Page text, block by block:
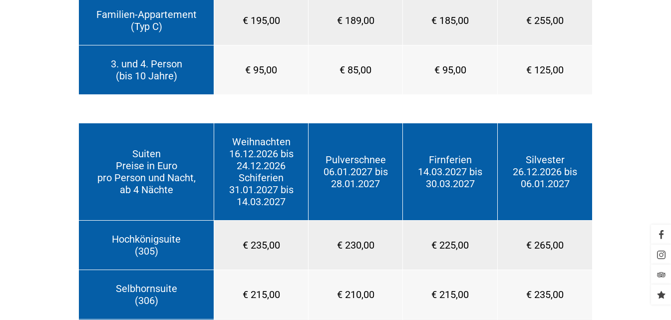
Familien-Appartement
(Typ C)
€ 195,00 € 189,00 € 185,00 € 255,00
3. und 4. Person
(bis 10 Jahre)
€ 95,00 € 85,00 € 95,00 € 125,00
Suiten
Preise in Euro
pro Person und Nacht,
ab 4 Nächte
Weihnachten
16.12.2026 bis
24.12.2026
Schiferien
31.01.2027 bis
14.03.2027
Pulverschnee
06.01.2027 bis
28.01.2027
Firnferien
14.03.2027 bis
30.03.2027
Silvester
26.12.2026 bis
06.01.2027
Hochkönigsuite
(305)
€ 235,00 € 230,00 € 225,00 € 265,00
Selbhornsuite
(306)
€ 215,00 € 210,00 € 215,00 € 235,00